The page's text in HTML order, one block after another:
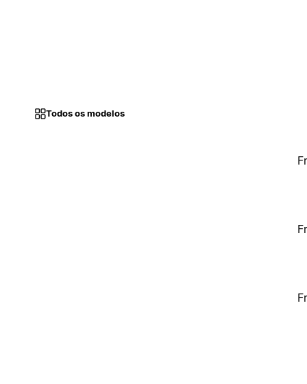
Todos os modelos